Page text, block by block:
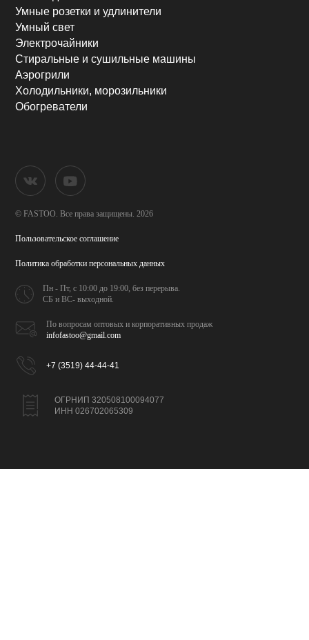
Умные розетки и удлинители
Умный свет
Электрочайники
Стиральные и сушильные машины
Аэрогрили
Холодильники, морозильники
Обогреватели
© FASTOO. Все права защищены. 2026
Пользовательское соглашение
Политика обработкиперсональных данных
Пн - Пт, с 10:00 до 19:00,без перерыва.
СБ и ВС- выходной.
По вопросам оптовых икорпоративных продаж
infofastoo@gmail.com
+7 (3519) 44-44-41
ОГРНИП 320508100094077
ИНН 026702065309